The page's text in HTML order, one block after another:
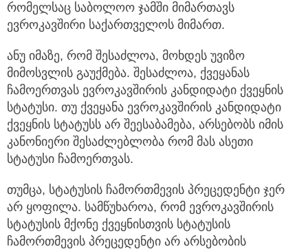
რომელსაც საბოლოო ჯამში მიმართავს
ევროკავშირი საქართველოს მიმართ.
ანუ იმაზე, რომ შესაძლოა, მოხდეს უვიზო
მიმოსვლის გაუქმება. შესაძლოა, ქვეყანას
ჩამოერთვას ევროკავშირის კანდიდატი ქვეყნის
სტატუსი. თუ ქვეყანა ევროკავშირის კანდიდატი
ქვეყნის სტატუსს არ შეესაბამება, არსებობს იმის
კანონიერი შესაძლებლობა რომ მას ასეთი
სტატუსი ჩამოერთვას.
თუმცა, სტატუსის ჩამორთმევის პრეცედენტი ჯერ
არ ყოფილა. სამწუხაროა, რომ ევროკავშირის
სტატუსის მქონე ქვეყნისთვის სტატუსის
ჩამორთმევის პრეცედენტი არ არსებობის